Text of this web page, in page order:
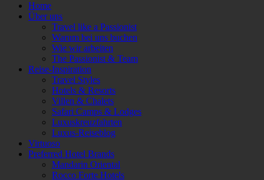
Home
Über uns
Travel like a Passionist
Warum bei uns buchen
Wie wir arbeiten
The Passionist & Team
Reise-Inspiration
Travel Styles
Hotels & Resorts
Villen & Chalets
Safari Camps & Lodges
Luxuskreuzfahrten
Luxus-Reiseblog
Virtuoso
Preferred Hotel Brands
Mandarin Oriental
Rocco Forte Hotels